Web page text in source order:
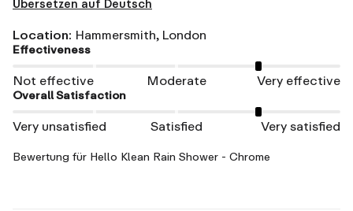
Übersetzen auf Deutsch
Location: Hammersmith, London
Effectiveness
Not effective Moderate Very effective
Overall Satisfaction
Very unsatisfied Satisfied Very satisfied
Bewertung für Hello Klean Rain Shower - Chrome